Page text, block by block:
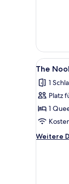
Alle
Fotos
für
The
Nook
for
4
4
The
1
Platz
1
Weitere
Weitere